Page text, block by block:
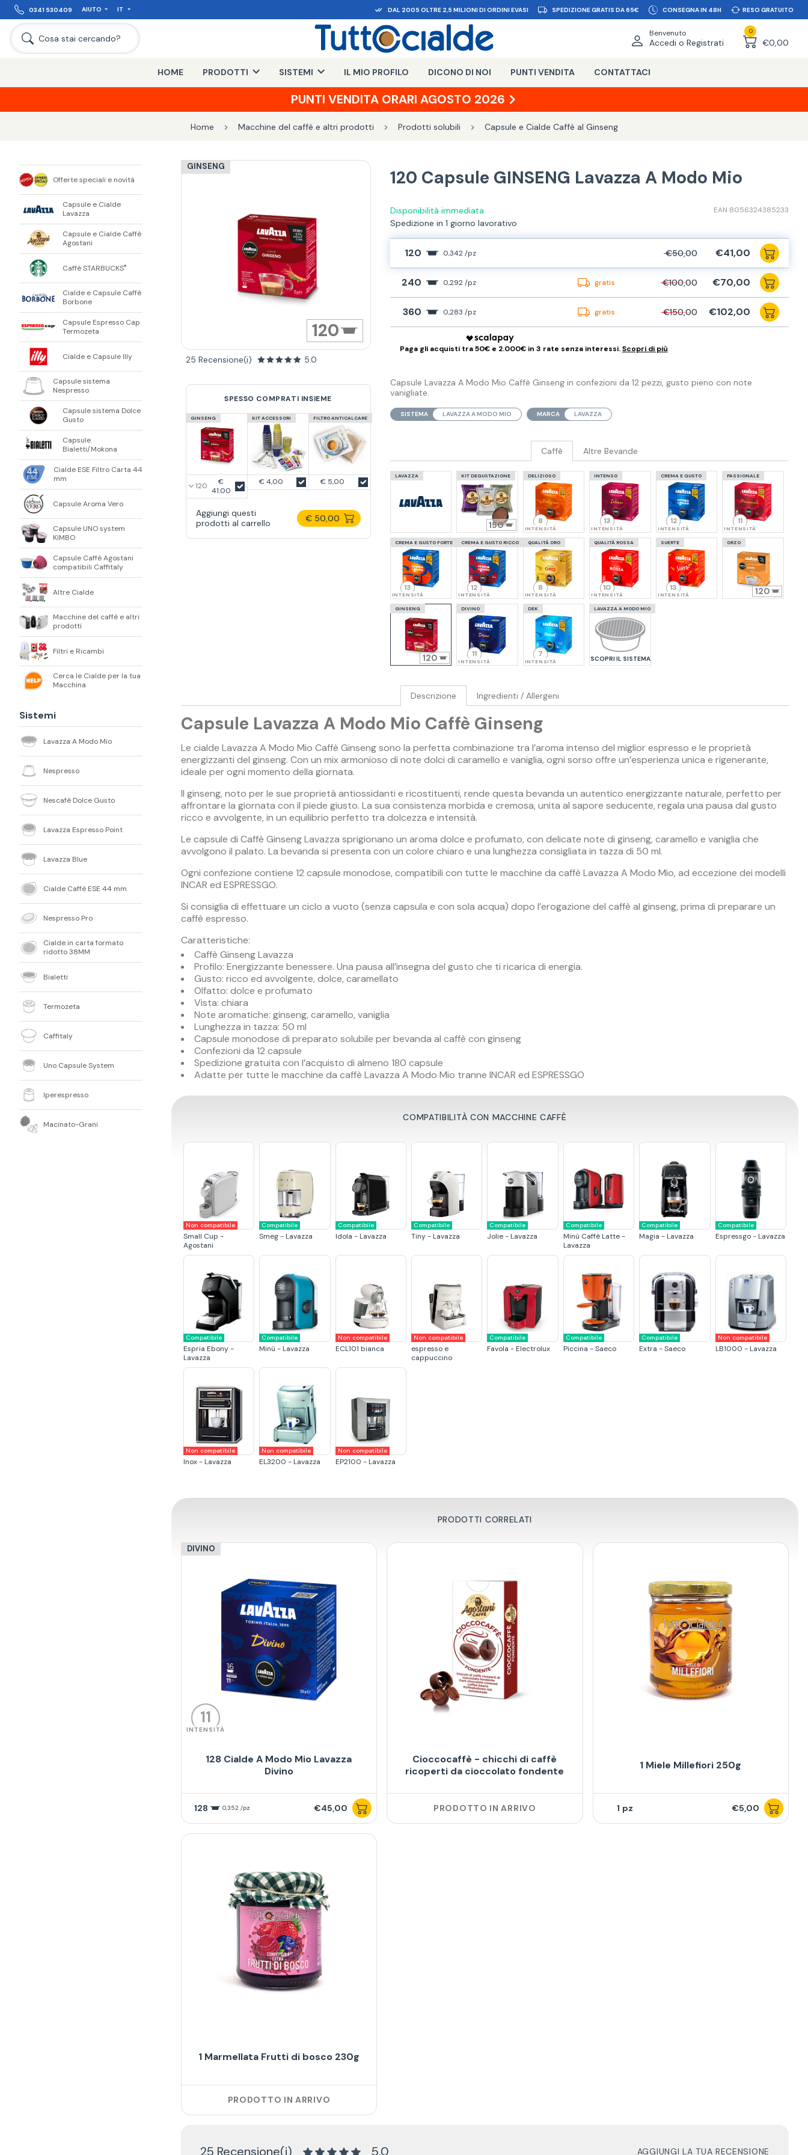
0341 530409 AIUTO IT DAL 2005 OLTRE 2,5 MILIONI DI ORDINI EVASI SPEDIZIONE GRATIS DA 65€ CONSEGNA IN 48H RESO GRATUITO
Benvenuto
Accedi o Registrati
0
€0,00
Cosa stai cercando?
HOME PRODOTTI SISTEMI IL MIO PROFILO DICONO DI NOI PUNTI VENDITA CONTATTACI
PUNTI VENDITA ORARI AGOSTO 2026
Home Macchine del caffè e altri prodotti Prodotti solubili Capsule e Cialde Caffè al Ginseng
Offerte speciali e novità
Capsule e Cialde
Lavazza
Capsule e Cialde Caffè
Agostani
Caffè STARBUCKS®
Cialde e Capsule Caffè
Borbone
Capsule Espresso Cap
Termozeta
Cialde e Capsule Illy
Capsule sistema
Nespresso
Capsule sistema Dolce
Gusto
Capsule
Bialetti/Mokona
Cialde ESE Filtro Carta 44
mm
Capsule Aroma Vero
Capsule UNO system
KIMBO
Capsule Caffè Agostani
compatibili Caffitaly
Altre Cialde
Macchine del caffè e altri
prodotti
Filtri e Ricambi
Cerca le Cialde per la tua
Macchina
Sistemi
Lavazza A Modo Mio
Nespresso
Nescafè Dolce Gusto
Lavazza Espresso Point
Lavazza Blue
Cialde Caffè ESE 44 mm
Nespresso Pro
Cialde in carta formato
ridotto 38MM
Bialetti
Termozeta
Caffitaly
Uno Capsule System
Iperespresso
Macinato-Grani
GINSENG
120
25 Recensione(i) 5.0
SPESSO COMPRATI INSIEME
GINSENG
€
41.00
KIT ACCESSORI
€ 4,00
FILTRO ANTICALCARE
€ 5,00
Aggiungi questi
prodotti al carrello
€ 50,00
120 Capsule GINSENG Lavazza A Modo Mio
Disponibilità immediata EAN 8056324385233
Spedizione in 1 giorno lavorativo
120 0,342 /pz €50,00 €41,00
240 0,292 /pz gratis €100,00 €70,00
360 0,283 /pz gratis €150,00 €102,00
Paga gli acquisti tra 50€ e 2.000€ in 3 rate senza interessi.Scopri di più
Capsule Lavazza A Modo Mio Caffè Ginseng in confezioni da 12 pezzi, gusto pieno con note
vanigliate.
SISTEMA LAVAZZA A MODO MIO MARCA LAVAZZA
Caffè Altre Bevande
LAVAZZA KIT DEGUSTAZIONE
150
DELIZIOSO
8
INTENSITÀ
INTENSO
13
INTENSITÀ
CREMA E GUSTO
12
INTENSITÀ
PASSIONALE
11
INTENSITÀ
CREMA E GUSTO FORTE
13
INTENSITÀ
CREMA E GUSTO RICCO
12
INTENSITÀ
QUALITÀ ORO
8
INTENSITÀ
QUALITÀ ROSSA
10
INTENSITÀ
SUERTE
13
INTENSITÀ
ORZO
120
GINSENG
120
DIVINO
11
INTENSITÀ
DEK
7
INTENSITÀ
LAVAZZA A MODO MIO
SCOPRI IL SISTEMA
Descrizione Ingredienti / Allergeni
Capsule Lavazza A Modo Mio Caffè Ginseng
Le cialde Lavazza A Modo Mio Caffè Ginseng sono la perfetta combinazione tra l’aroma intenso del miglior espresso e le proprietà
energizzanti del ginseng. Con un mix armonioso di note dolci di caramello e vaniglia, ogni sorso offre un’esperienza unica e rigenerante,
ideale per ogni momento della giornata.
Il ginseng, noto per le sue proprietà antiossidanti e ricostituenti, rende questa bevanda un autentico energizzante naturale, perfetto per
affrontare la giornata con il piede giusto. La sua consistenza morbida e cremosa, unita al sapore seducente, regala una pausa dal gusto
ricco e avvolgente, in un equilibrio perfetto tra dolcezza e intensità.
Le capsule di Caffè Ginseng Lavazza sprigionano un aroma dolce e profumato, con delicate note di ginseng, caramello e vaniglia che
avvolgono il palato. La bevanda si presenta con un colore chiaro e una lunghezza consigliata in tazza di 50 ml.
Ogni confezione contiene 12 capsule monodose, compatibili con tutte le macchine da caffè Lavazza A Modo Mio, ad eccezione dei modelli
INCAR ed ESPRESSGO.
Si consiglia di effettuare un ciclo a vuoto (senza capsula e con sola acqua) dopo l’erogazione del caffè al ginseng, prima di preparare un
caffè espresso.
Caratteristiche:
Caffè Ginseng Lavazza
Profilo: Energizzante benessere. Una pausa all’insegna del gusto che ti ricarica di energia.
Gusto: ricco ed avvolgente, dolce, caramellato
Olfatto: dolce e profumato
Vista: chiara
Note aromatiche: ginseng, caramello, vaniglia
Lunghezza in tazza: 50 ml
Capsule monodose di preparato solubile per bevanda al caffè con ginseng
Confezioni da 12 capsule
Spedizione gratuita con l’acquisto di almeno 180 capsule
Adatte per tutte le macchine da caffè Lavazza A Modo Mio tranne INCAR ed ESPRESSGO
COMPATIBILITÀ CON MACCHINE CAFFÈ
Non compatibile
Small Cup -
Agostani
Compatibile
Smeg - Lavazza
Compatibile
Idola - Lavazza
Compatibile
Tiny - Lavazza
Compatibile
Jolie - Lavazza
Compatibile
Minù Caffè Latte -
Lavazza
Compatibile
Magia - Lavazza
Compatibile
Espressgo - Lavazza
Compatibile
Espria Ebony -
Lavazza
Compatibile
Minù - Lavazza
Non compatibile
ECL101 bianca
Non compatibile
espresso e
cappuccino
Compatibile
Favola - Electrolux
Compatibile
Piccina - Saeco
Compatibile
Extra - Saeco
Non compatibile
LB1000 - Lavazza
Non compatibile
Inox - Lavazza
Non compatibile
EL3200 - Lavazza
Non compatibile
EP2100 - Lavazza
PRODOTTI CORRELATI
DIVINO
11
INTENSITÀ
128 Cialde A Modo Mio Lavazza
Divino
128 0,352 /pz €45,00
Cioccocaffè - chicchi di caffè
ricoperti da cioccolato fondente
PRODOTTO IN ARRIVO
1 Miele Millefiori 250g
1 €5,00
1 Marmellata Frutti di bosco 230g
PRODOTTO IN ARRIVO
25 Recensione(i) 5.0 AGGIUNGI LA TUA RECENSIONE